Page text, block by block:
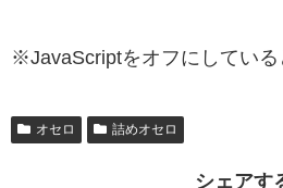
※JavaScriptをオフにしている
オセロ 詰めオセロ
シェアす